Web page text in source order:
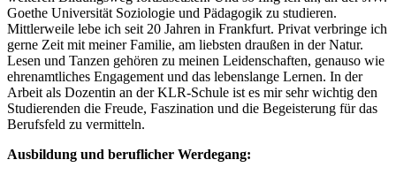
Goethe Universität Soziologie und Pädagogik zu studieren.
Mittlerweile lebe ich seit 20 Jahren in Frankfurt. Privat verbringe ich
gerne Zeit mit meiner Familie, am liebsten draußen in der Natur.
Lesen und Tanzen gehören zu meinen Leidenschaften, genauso wie
ehrenamtliches Engagement und das lebenslange Lernen. In der
Arbeit als Dozentin an der KLR-Schule ist es mir sehr wichtig den
Studierenden die Freude, Faszination und die Begeisterung für das
Berufsfeld zu vermitteln.
Ausbildung und beruflicher Werdegang: